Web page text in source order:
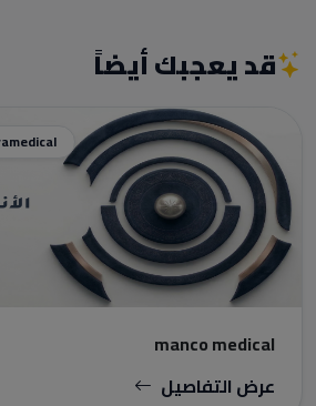
قد يعجبك أيضاً
manco medical
عرض التفاصيل